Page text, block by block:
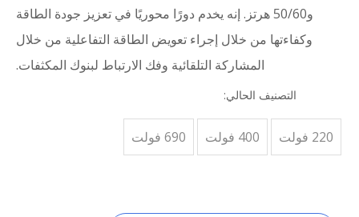
و50/60 هرتز. إنه يخدم دورًا محوريًا في تعزيز جودة الطاقة
وكفاءتها من خلال إجراء تعويض الطاقة التفاعلية من خلال
المشاركة التلقائية وفك الارتباط لبنوك المكثفات.
التصنيف الحالي:
220 فولت 400 فولت 690 فولت